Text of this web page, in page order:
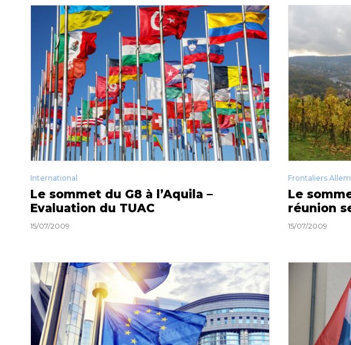
International
Le sommet du G8 à l’Aquila –
Evaluation du TUAC
15/07/2009
Frontaliers
Le
réunion
15/07/2009